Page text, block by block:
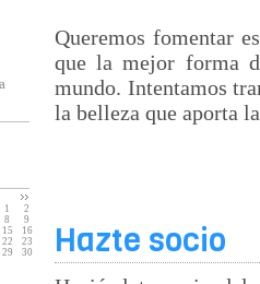
1
2
8
9
15
16
22
23
29
30
Queremos fomentar
que la mejor forma
mundo. Intentamos
la belleza que aporta
Hazte socio